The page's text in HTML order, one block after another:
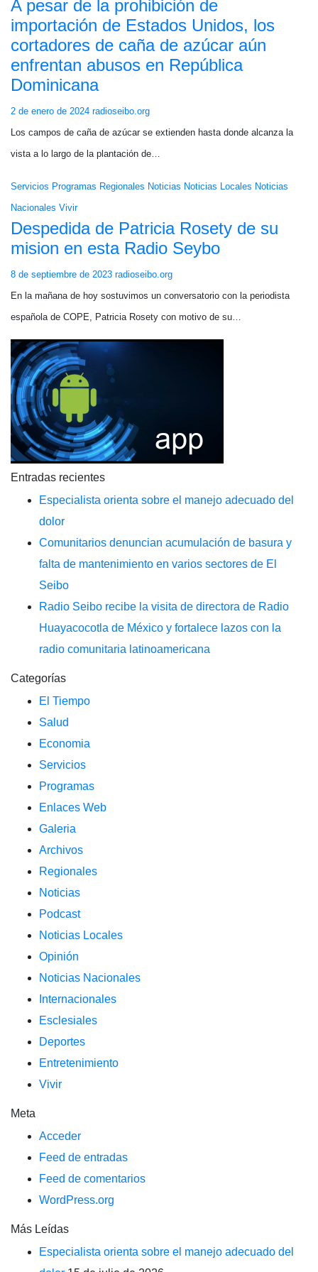
A pesar de la prohibición de
importación de Estados Unidos, los
cortadores de caña de azúcar aún
enfrentan abusos en República
Dominicana
2 de enero de 2024 radioseibo.org
Los campos de caña de azúcar se extienden hasta donde alcanza la
vista a lo largo de la plantación de…
Servicios Programas Regionales Noticias Noticias Locales Noticias
Nacionales Vivir
Despedida de Patricia Rosety de su
mision en esta Radio Seybo
8 de septiembre de 2023 radioseibo.org
En la mañana de hoy sostuvimos un conversatorio con la periodista
española de COPE, Patricia Rosety con motivo de su…
Entradas recientes
Especialista orienta sobre el manejo adecuado del
dolor
Comunitarios denuncian acumulación de basura y
falta de mantenimiento en varios sectores de El
Seibo
Radio Seibo recibe la visita de directora de Radio
Huayacocotla de México y fortalece lazos con la
radio comunitaria latinoamericana
Categorías
El Tiempo
Salud
Economia
Servicios
Programas
Enlaces Web
Galeria
Archivos
Regionales
Noticias
Podcast
Noticias Locales
Opinión
Noticias Nacionales
Internacionales
Esclesiales
Deportes
Entretenimiento
Vivir
Meta
Acceder
Feed de entradas
Feed de comentarios
WordPress.org
Más Leídas
Especialista orienta sobre el manejo adecuado del